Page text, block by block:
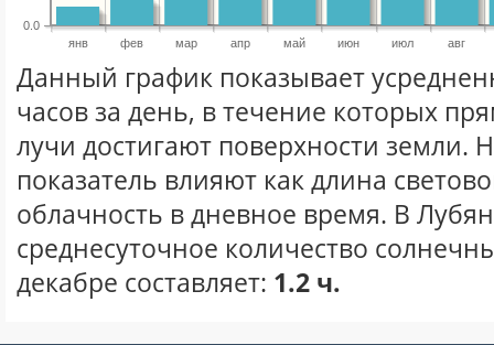
янв фев мар апр май июн июл авг
0.0
Данный график показывает
часов за день, в течение которых
лучи достигают поверхности земли.
показатель влияют как длина
облачность в дневное время. В
среднесуточное количество
декабре составляет: 1.2 ч.